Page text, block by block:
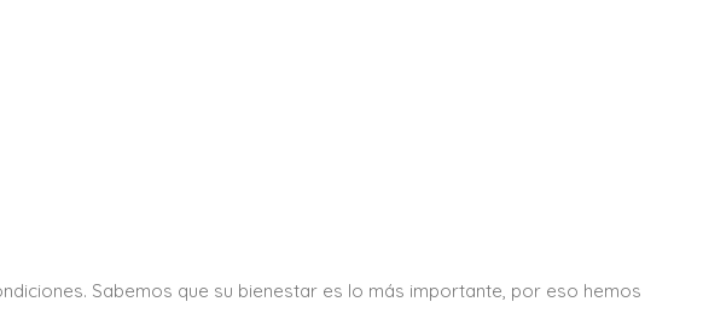
Sabemos que su bienestar es lo más importante, por eso hemos